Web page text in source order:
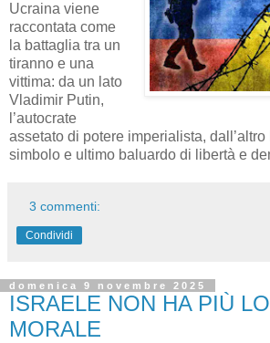
Ucraina viene
raccontata come
la battaglia tra un
tiranno e una
vittima: da un lato
Vladimir Putin,
l’autocrate
assetato di potere imperialista, dall’altro
simbolo e ultimo baluardo di libertà e
3 commenti:
Condividi
domenica 9 novembre 2025
ISRAELE NON HA PIÙ
MORALE